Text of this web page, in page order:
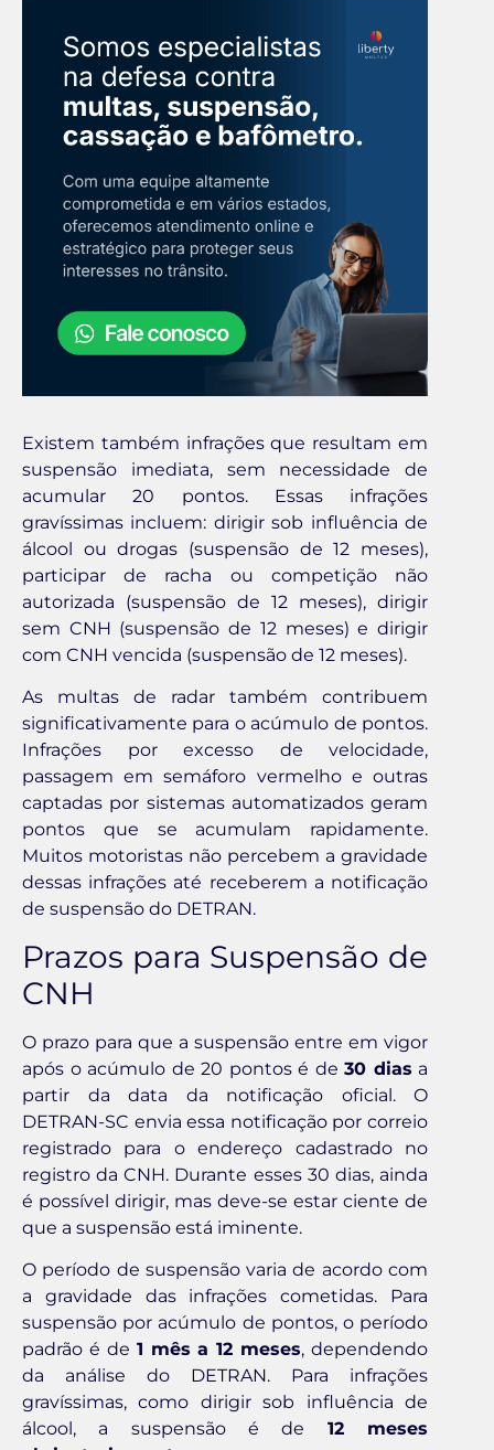
Existem também infrações que resultam em
suspensão imediata, sem necessidade de
acumular 20 pontos. Essas infrações
gravíssimas incluem: dirigir sob influência de
álcool ou drogas (suspensão de 12 meses),
participar de racha ou competição não
autorizada (suspensão de 12 meses), dirigir
sem CNH (suspensão de 12 meses) e dirigir
com CNH vencida (suspensão de 12 meses).
As multas de radar também contribuem
significativamente para o acúmulo de pontos.
Infrações por excesso de velocidade,
passagem em semáforo vermelho e outras
captadas por sistemas automatizados geram
pontos que se acumulam rapidamente.
Muitos motoristas não percebem a gravidade
dessas infrações até receberem a notificação
de suspensão do DETRAN.
Prazos para Suspensão de
CNH
O prazo para que a suspensão entre em vigor
após o acúmulo de 20 pontos é de 30 dias a
partir da data da notificação oficial. O
DETRAN-SC envia essa notificação por correio
registrado para o endereço cadastrado no
registro da CNH. Durante esses 30 dias, ainda
é possível dirigir, mas deve-se estar ciente de
que a suspensão está iminente.
O período de suspensão varia de acordo com
a gravidade das infrações cometidas. Para
suspensão por acúmulo de pontos, o período
padrão é de 1 mês a 12 meses, dependendo
da análise do DETRAN. Para infrações
gravíssimas, como dirigir sob influência de
álcool, a suspensão é de 12 meses